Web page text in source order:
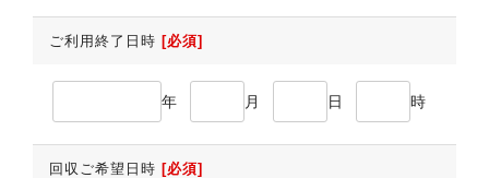
ご利用終了日時 [必須]
年 月 日 時
回収ご希望日時 [必須]